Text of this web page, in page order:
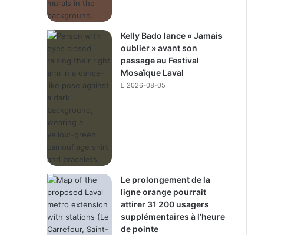
Kelly Bado lance « Jamais
oublier » avant son
passage au Festival
Mosaïque Laval
2026-08-05
Le prolongement de la
ligne orange pourrait
attirer 31 200 usagers
supplémentaires à l’heure
de pointe